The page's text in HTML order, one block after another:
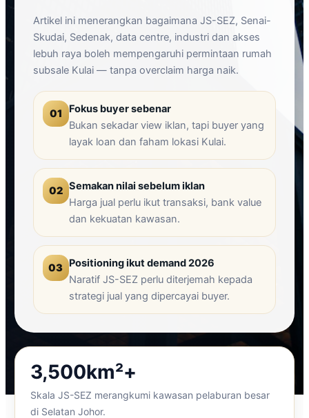
Artikel ini menerangkan bagaimana JS-SEZ, Senai-
Skudai, Sedenak, data centre, industri dan akses
lebuh raya boleh mempengaruhi permintaan rumah
subsale Kulai — tanpa overclaim harga naik.
01
Fokus buyer sebenar
Bukan sekadar view iklan, tapi buyer yang
layak loan dan faham lokasi Kulai.
02 Semakan nilai sebelum iklan
Harga jual perlu ikut transaksi, bank value
dan kekuatan kawasan.
03 Positioning ikut demand 2026
Naratif JS-SEZ perlu diterjemah kepada
strategi jual yang dipercayai buyer.
3,500km²+
Skala JS-SEZ merangkumi kawasan pelaburan besar
di Selatan Johor.